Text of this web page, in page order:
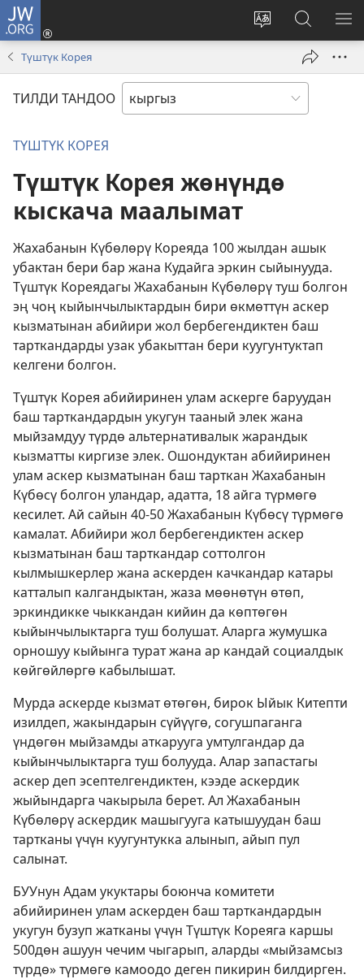
JW.ORG
Башка
тандоо
Кирүү
(жаңы
JW.ORG
сайтынан
издөө
Түштүк Корея
ТИЛДИ ТАНДОО
ТҮШТҮК КОРЕЯ
Түштүк Корея жөнүндө
кыскача маалымат
Жахабанын Күбөлөрү Кореяда 100 жылдан ашык
убактан бери бар жана Кудайга эркин сыйынууда.
Түштүк Кореядагы Жахабанын Күбөлөрү туш болгон
эң чоң кыйынчылыктардын бири өкмөттүн аскер
кызматынан абийири жол бербегендиктен баш
тарткандарды узак убакыттан бери куугунтуктап
келгени болгон.
Түштүк Корея абийиринен улам аскерге баруудан
баш тарткандардын укугун тааный элек жана
мыйзамдуу түрдө альтернативалык жарандык
кызматты киргизе элек. Ошондуктан абийиринен
улам аскер кызматынан баш тарткан Жахабанын
Күбөсү болгон уландар, адатта, 18 айга түрмөгө
кесилет. Ай сайын 40-50 Жахабанын Күбөсү түрмөгө
камалат. Абийири жол бербегендиктен аскер
кызматынан баш тарткандар соттолгон
кылмышкерлер жана аскерден качкандар катары
катталып калгандыктан, жаза мөөнөтүн өтөп,
эркиндикке чыккандан кийин да көптөгөн
кыйынчылыктарга туш болушат. Аларга жумушка
орношуу кыйынга турат жана ар кандай социалдык
көйгөйлөргө кабылышат.
Мурда аскерде кызмат өтөгөн, бирок Ыйык Китепти
изилдеп, жакындарын сүйүүгө, согушпаганга
үндөгөн мыйзамды аткарууга умтулгандар да
кыйынчылыктарга туш болууда. Алар запастагы
аскер деп эсептелгендиктен, кээде аскердик
жыйындарга чакырыла берет. Ал Жахабанын
Күбөлөрү аскердик машыгууга катышуудан баш
тартканы үчүн куугунтукка алынып, айып пул
салынат.
БУУнун Адам укуктары боюнча комитети
абийиринен улам аскерден баш тарткандардын
укугун бузуп жатканы үчүн Түштүк Кореяга каршы
500дөн ашуун чечим чыгарып, аларды «мыйзамсыз
түрдө» түрмөгө камоодо деген пикирин билдирген.